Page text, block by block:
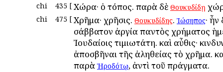
chi 435 [ Χώρα· ὁ τόπος. παρὰ δὲ Θουκυδίδῃ
chi 475 [ Χρῆμα· χρῆσις. Θουκυδίδης. Ἰώσηπος· ἦν
σάββατον ἀργία παντὸς χρήματος
Ἰουδαίοις τιμιωτάτη. καὶ αὖθις·
ἀποσβῆναι τῆς ἀληθείας τὸ χρῆμα.
παρὰ Ἡροδότῳ, ἀντὶ τοῦ πράγματα.